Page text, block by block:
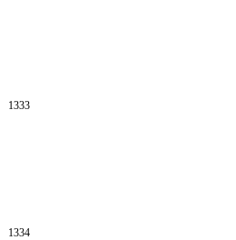
1333
1334